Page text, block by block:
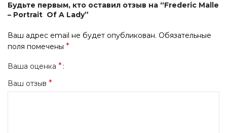
Будьте первым, кто оставил отзыв на “Frederic Malle
– Portrait Of A Lady”
Ваш адрес email не будет опубликован. Обязательные
поля помечены *
Ваша оценка *
Ваш отзыв *